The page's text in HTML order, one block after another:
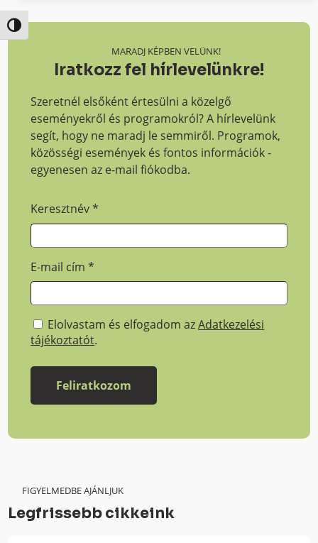
Nagy kontraszt váltása
MARADJ KÉPBEN VELÜNK!
Iratkozz fel hírlevelünkre!
Szeretnél elsőként értesülni a közelgő
eseményekről és programokról? A hírlevelünk
segít, hogy ne maradj le semmiről. Programok,
közösségi események és fontos információk -
egyenesen az e-mail fiókodba.
Keresztnév*
E-mail cím*
Elolvastam és elfogadom azAdatkezelési
tájékoztatót.
FIGYELMEDBE AJÁNLJUK
Legfrissebb cikkeink